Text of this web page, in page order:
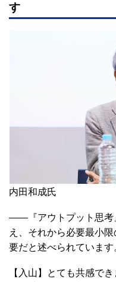
す
内田和成氏
――『アウトプット思考
え、それから必要最小
要だと述べられています
【入山】とても共感で